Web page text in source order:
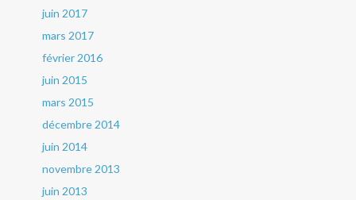
juin 2017
mars 2017
février 2016
juin 2015
mars 2015
décembre 2014
juin 2014
novembre 2013
juin 2013